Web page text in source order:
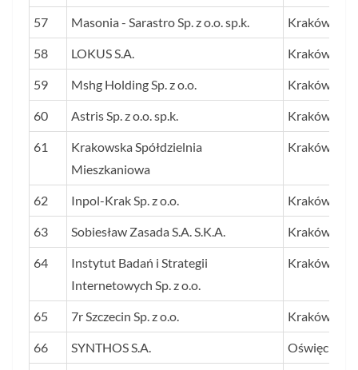
57 Masonia - Sarastro Sp. z o.o. sp.k. Kraków
58 LOKUS S.A. Kraków
59 Mshg Holding Sp. z o.o. Kraków
60 Astris Sp. z o.o. sp.k. Kraków
61
Krakowska Spółdzielnia
Mieszkaniowa
Kraków
62 Inpol-Krak Sp. z o.o. Kraków
63 Sobiesław Zasada S.A. S.K.A. Kraków
64
Instytut Badań i Strategii
Internetowych Sp. z o.o.
Kraków
65 7r Szczecin Sp. z o.o. Kraków
66 SYNTHOS S.A. Oświęcim